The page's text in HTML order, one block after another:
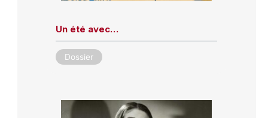
Un été avec…
Dossier